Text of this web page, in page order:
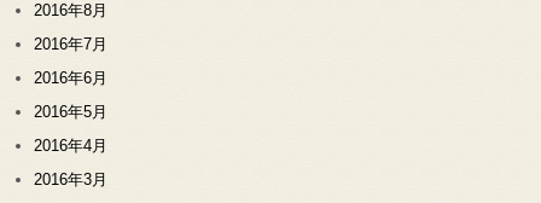
2016年8月
2016年7月
2016年6月
2016年5月
2016年4月
2016年3月